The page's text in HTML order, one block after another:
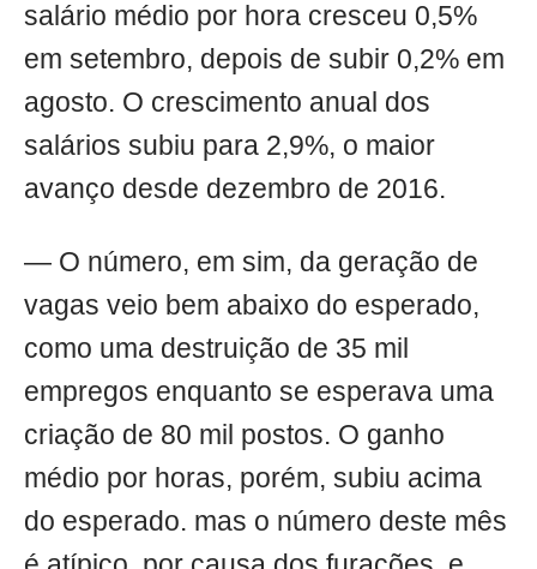
salário médio por hora cresceu 0,5%
em setembro, depois de subir 0,2% em
agosto. O crescimento anual dos
salários subiu para 2,9%, o maior
avanço desde dezembro de 2016.
— O número, em sim, da geração de
vagas veio bem abaixo do esperado,
como uma destruição de 35 mil
empregos enquanto se esperava uma
criação de 80 mil postos. O ganho
médio por horas, porém, subiu acima
do esperado. mas o número deste mês